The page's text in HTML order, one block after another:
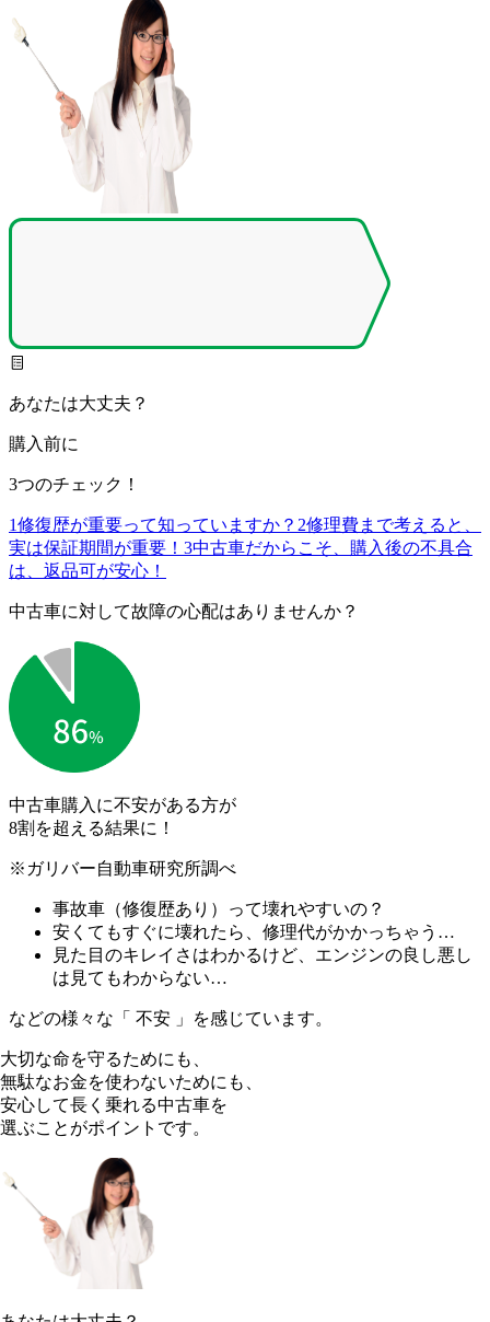
あなたは大丈夫？
購入前に
3つのチェック！
1修復歴が重要って知っていますか？ 2修理費まで考えると、
実は保証期間が重要！ 3中古車だからこそ、購入後の不具合
は、返品可が安心！
中古車に対して故障の心配はありませんか？
中古車購入に不安がある方が
8割を超える結果に！
※ガリバー自動車研究所調べ
事故車（修復歴あり）って壊れやすいの？
安くてもすぐに壊れたら、修理代がかかっちゃう…
見た目のキレイさはわかるけど、エンジンの良し悪し
は見てもわからない…
などの様々な「 不安 」を感じています。
大切な命を守るためにも、
無駄なお金を使わないためにも、
安心して長く乗れる中古車を
選ぶことがポイントです。